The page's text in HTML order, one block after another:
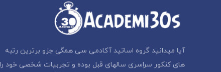
آیا میدانید گروه اساتید آکادمی سی همگی جزو برترین رتبه
های کنکور سراسری سالهای قبل بوده و تجربیات شخصی خود را